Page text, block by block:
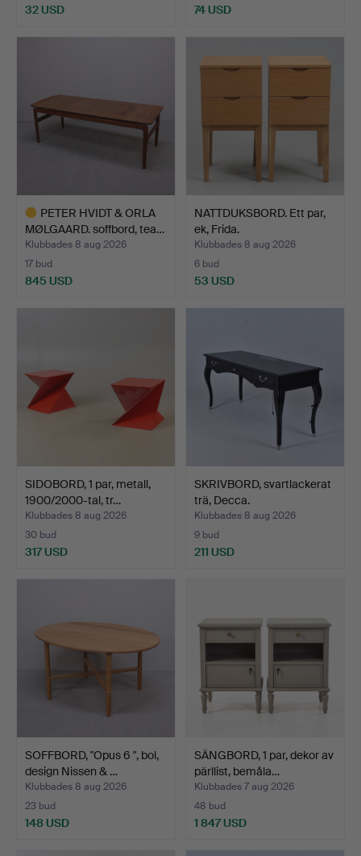
32 USD 74 USD
PETER HVIDT & ORLA
MØLGAARD. soffbord, tea…
Klubbades 8 aug 2026
17 bud
845 USD
NATTDUKSBORD. Ett par,
ek, Frida.
Klubbades 8 aug 2026
6 bud
53 USD
SIDOBORD, 1 par, metall,
1900/2000-tal, tr…
Klubbades 8 aug 2026
30 bud
317 USD
SKRIVBORD, svartlackerat
trä, Decca.
Klubbades 8 aug 2026
9 bud
211 USD
SOFFBORD, "Opus 6 ", bol,
design Nissen & …
Klubbades 8 aug 2026
23 bud
148 USD
SÄNGBORD, 1 par, dekor av
pärllist, bemåla…
Klubbades 7 aug 2026
48 bud
1 847 USD